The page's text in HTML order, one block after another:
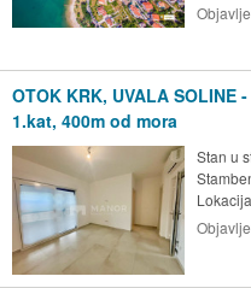
OTOK KRK, UVALA
1.kat, 400m od mora
Stan u